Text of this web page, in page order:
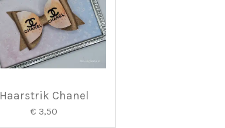
Haarstrik Chanel
€ 3,50